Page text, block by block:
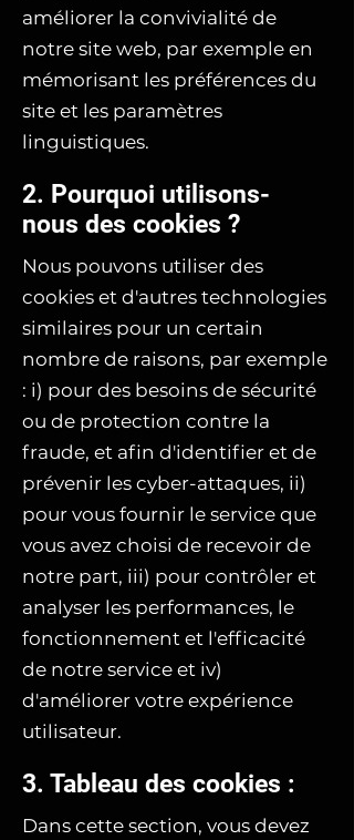
améliorer la convivialité de
notre site web, par exemple en
mémorisant les préférences du
site et les paramètres
linguistiques.
2. Pourquoi utilisons-
nous des cookies ?
Nous pouvons utiliser des
cookies et d'autres technologies
similaires pour un certain
nombre de raisons, par exemple
: i) pour des besoins de sécurité
ou de protection contre la
fraude, et afin d'identifier et de
prévenir les cyber-attaques, ii)
pour vous fournir le service que
vous avez choisi de recevoir de
notre part, iii) pour contrôler et
analyser les performances, le
fonctionnement et l'efficacité
de notre service et iv)
d'améliorer votre expérience
utilisateur.
3. Tableau des cookies :
Dans cette section, vous devez